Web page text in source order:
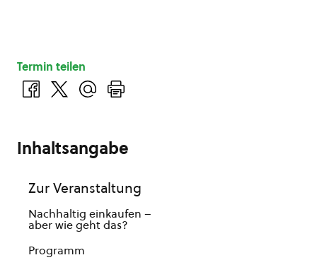
Termin teilen
Inhaltsangabe
Zur Veranstaltung
Nachhaltig einkaufen –
aber wie geht das?
Programm